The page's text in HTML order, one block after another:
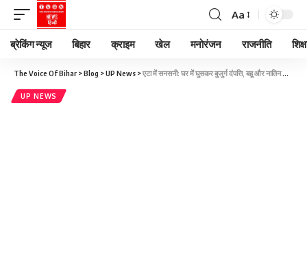
Aa
ब्रेकिंग न्यूज बिहार क्राइम खेल मनोरंजन राजनीति
The Voice Of Bihar >Blog >UP News >एटा में सनसनी: घर में घुसकर बुजुर्ग दंपत्ति, बहू और नातिन की बेरहमी से हत्या इलाका दहशत में
UP NEWS